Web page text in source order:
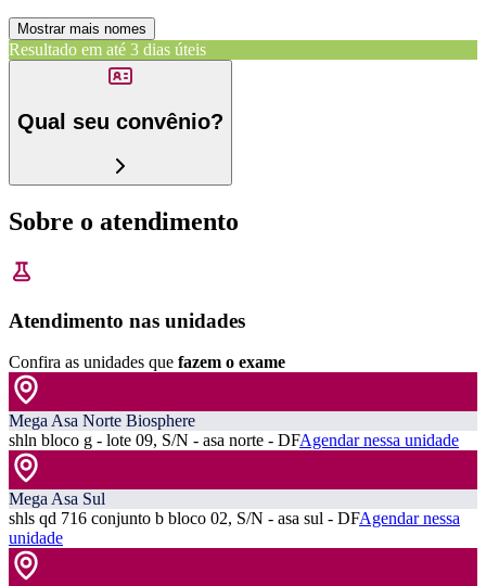
Mostrar mais nomes
Resultado em até 3 dias úteis
Qual seu convênio?
Sobre o atendimento
Atendimento nas unidades
Confira as unidades que fazem o exame
Mega Asa Norte Biosphere
shln bloco g - lote 09, S/N - asa norte - DFAgendar nessa unidade
Mega Asa Sul
shls qd 716 conjunto b bloco 02, S/N - asa sul - DFAgendar nessa
unidade